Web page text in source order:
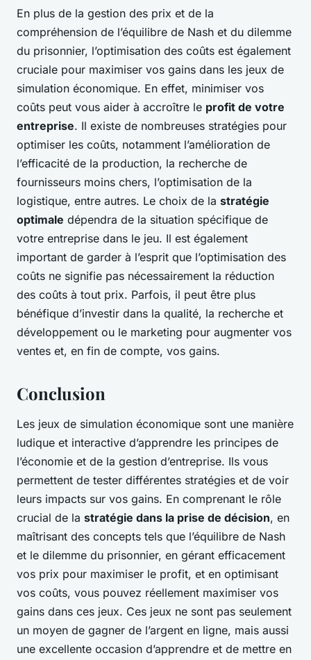
En plus de la gestion des prix et de la
compréhension de l’équilibre de Nash et du dilemme
du prisonnier, l’optimisation des coûts est également
cruciale pour maximiser vos gains dans les jeux de
simulation économique. En effet, minimiser vos
coûts peut vous aider à accroître le profit de votre
entreprise. Il existe de nombreuses stratégies pour
optimiser les coûts, notamment l’amélioration de
l’efficacité de la production, la recherche de
fournisseurs moins chers, l’optimisation de la
logistique, entre autres. Le choix de la stratégie
optimale dépendra de la situation spécifique de
votre entreprise dans le jeu. Il est également
important de garder à l’esprit que l’optimisation des
coûts ne signifie pas nécessairement la réduction
des coûts à tout prix. Parfois, il peut être plus
bénéfique d’investir dans la qualité, la recherche et
développement ou le marketing pour augmenter vos
ventes et, en fin de compte, vos gains.
Conclusion
Les jeux de simulation économique sont une manière
ludique et interactive d’apprendre les principes de
l’économie et de la gestion d’entreprise. Ils vous
permettent de tester différentes stratégies et de voir
leurs impacts sur vos gains. En comprenant le rôle
crucial de la stratégie dans la prise de décision, en
maîtrisant des concepts tels que l’équilibre de Nash
et le dilemme du prisonnier, en gérant efficacement
vos prix pour maximiser le profit, et en optimisant
vos coûts, vous pouvez réellement maximiser vos
gains dans ces jeux. Ces jeux ne sont pas seulement
un moyen de gagner de l’argent en ligne, mais aussi
une excellente occasion d’apprendre et de mettre en